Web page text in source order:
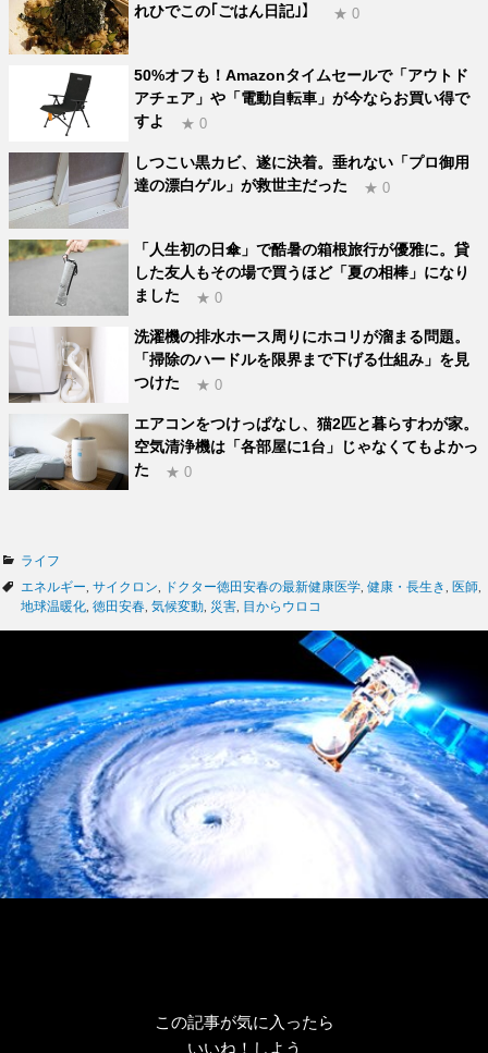
れひでこの｢ごはん日記｣】
★ 0
50%オフも！Amazonタイムセールで「アウトド
アチェア」や「電動自転車」が今ならお買い得で
すよ
★ 0
しつこい黒カビ、遂に決着。垂れない「プロ御用
達の漂白ゲル」が救世主だった
★ 0
「人生初の日傘」で酷暑の箱根旅行が優雅に。貸
した友人もその場で買うほど「夏の相棒」になり
ました
★ 0
洗濯機の排水ホース周りにホコリが溜まる問題。
「掃除のハードルを限界まで下げる仕組み」を見
つけた
★ 0
エアコンをつけっぱなし、猫2匹と暮らすわが家。
空気清浄機は「各部屋に1台」じゃなくてもよかっ
た
★ 0
カ
ゴ
ライフ
タ
グ
エネルギー サイクロン ドクター徳田安春の最新健康医学 健康・長生き 医師
地球温暖化 徳田安春 気候変動 災害 目からウロコ
この記事が気に入ったら
いいね！しよう